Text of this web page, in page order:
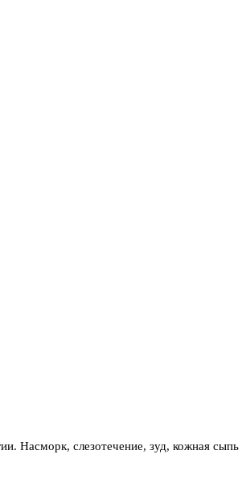
Насморк, слезотечение, зуд, кожная сыпь